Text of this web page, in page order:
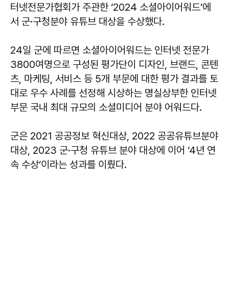
터넷전문가협회가 주관한 ‘2024 소셜아이어워드’에
서 군·구청분야 유튜브 대상을 수상했다.
24일 군에 따르면 소셜아이어워드는 인터넷 전문가
3800여명으로 구성된 평가단이 디자인, 브랜드, 콘텐
츠, 마케팅, 서비스 등 5개 부문에 대한 평가 결과를 토
대로 우수 사례를 선정해 시상하는 명실상부한 인터넷
부문 국내 최대 규모의 소셜미디어 분야 어워드다.
군은 2021 공공정보 혁신대상, 2022 공공유튜브분야
대상, 2023 군·구청 유튜브 분야 대상에 이어 ‘4년 연
속 수상’이라는 성과를 이뤘다.